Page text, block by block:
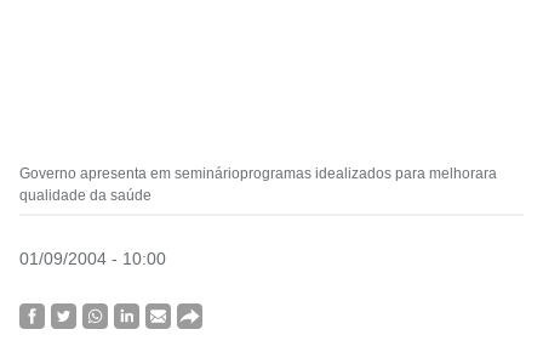
Governo apresenta em seminárioprogramas idealizados para melhorara
qualidade da saúde
01/09/2004 - 10:00